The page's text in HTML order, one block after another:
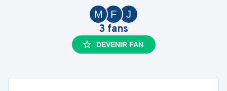
J
F
M
3 fans
DEVENIR FAN